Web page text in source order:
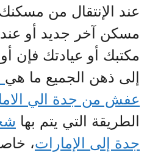
عند الإنتقال من
مسكن آخر جديد أو
مكتبك أو عيادتك فإن
إلى ذهن الجميع ما هي
عفش من جدة الي
الطريقة التي يتم بها
جدة إلى الإمارات،